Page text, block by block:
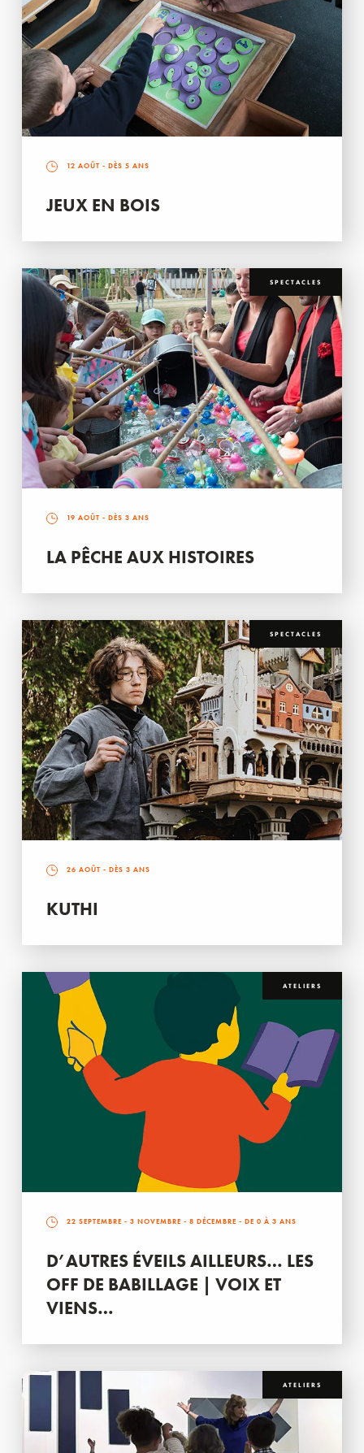
12 AOÛT - DÈS 5 ANS
JEUX EN BOIS
SPECTACLES
19 AOÛT - DÈS 3 ANS
LA PÊCHE AUX HISTOIRES
SPECTACLES
26 AOÛT - DÈS 3 ANS
KUTHI
ATELIERS
22 SEPTEMBRE - 3 NOVEMBRE - 8 DÉCEMBRE - DE 0 À 3 ANS
D’AUTRES ÉVEILS AILLEURS… LES
OFF DE BABILLAGE | VOIX ET
VIENS…
ATELIERS